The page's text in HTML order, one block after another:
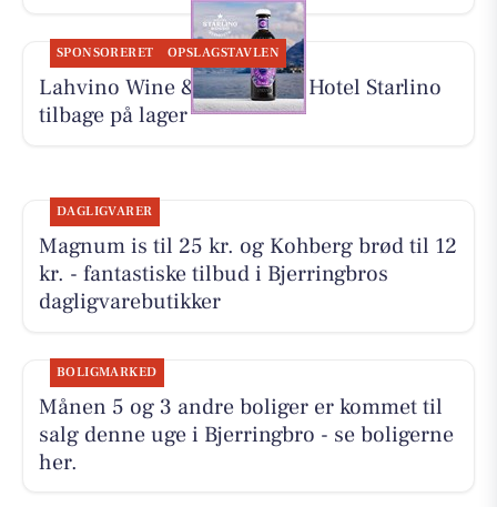
SPONSORERET OPSLAGSTAVLEN
Lahvino Wine & Spirits har Hotel Starlino
tilbage på lager
DAGLIGVARER
Magnum is til 25 kr. og Kohberg brød til 12
kr. - fantastiske tilbud i Bjerringbros
dagligvarebutikker
BOLIGMARKED
Månen 5 og 3 andre boliger er kommet til
salg denne uge i Bjerringbro - se boligerne
her.